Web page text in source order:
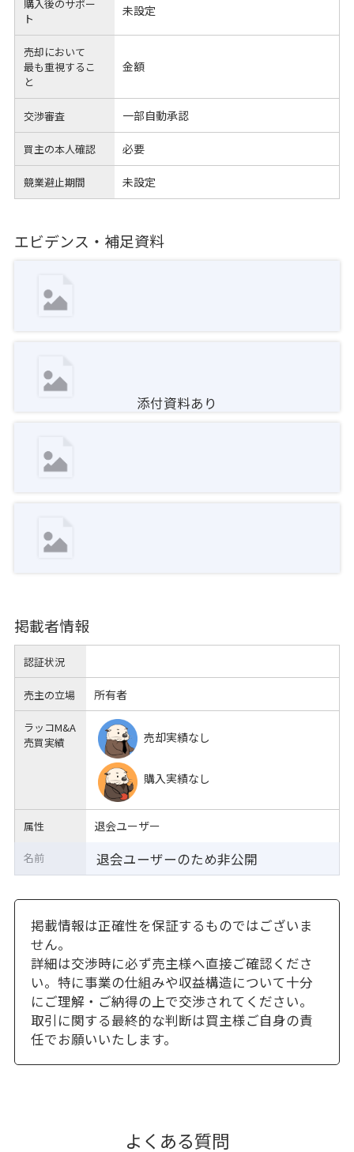
購入後のサポー
ト
未設定
売却において
最も重視するこ
と
金額
交渉審査 一部自動承認
買主の本人確認 必要
競業避止期間 未設定
エビデンス・補足資料
添付資料あり
掲載者情報
認証状況
売主の立場 所有者
ラッコM&A
売買実績
売却実績なし
購入実績なし
属性 退会ユーザー
退会ユーザーのため非公開
名前
掲載情報は正確性を保証するものではございま
せん。
詳細は交渉時に必ず売主様へ直接ご確認くださ
い。特に事業の仕組みや収益構造について十分
にご理解・ご納得の上で交渉されてください。
取引に関する最終的な判断は買主様ご自身の責
任でお願いいたします。
よくある質問